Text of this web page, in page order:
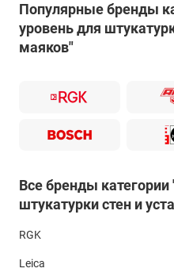
Основным требованием к
возможность его
Популярные бренды
уровень для
маяков"
Все бренды
штукатурки стен и
RGK
Leica